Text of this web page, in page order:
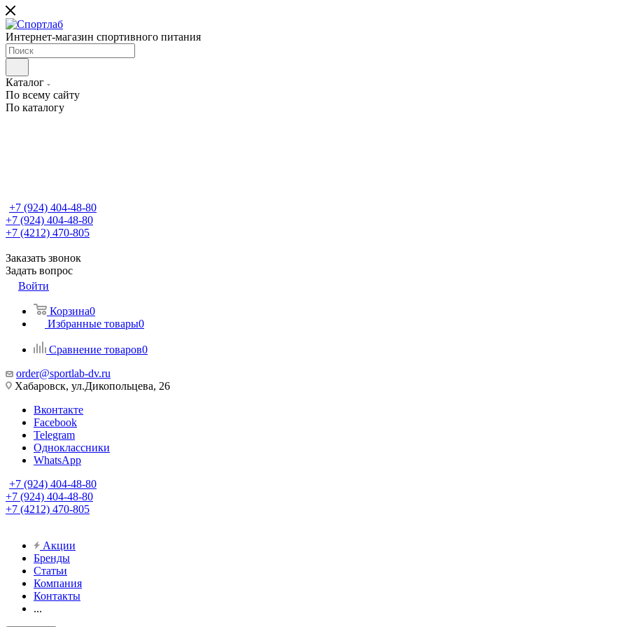
Интернет-магазин спортивного питания
Каталог
По всему сайту
По каталогу
+7 (924) 404-48-80
+7 (924) 404-48-80
+7 (4212) 470-805
Заказать звонок
Задать вопрос
Войти
Корзина0
Избранные товары0
Сравнение товаров0
order@sportlab-dv.ru
Хабаровск, ул.Дикопольцева, 26
Вконтакте
Facebook
Telegram
Одноклассники
WhatsApp
+7 (924) 404-48-80
+7 (924) 404-48-80
+7 (4212) 470-805
Акции
Бренды
Статьи
Компания
Контакты
...